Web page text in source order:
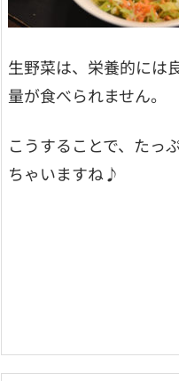
生野菜は、栄養的には
量が食べられません。
こうすることで、たっ
ちゃいますね♪